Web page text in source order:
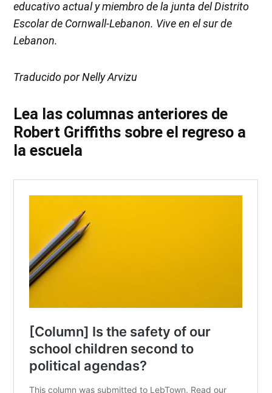
educativo actual y miembro de la junta del Distrito
Escolar de Cornwall-Lebanon. Vive en el sur de
Lebanon.
Traducido por Nelly Arvizu
Lea las columnas anteriores de
Robert Griffiths sobre el regreso a
la escuela